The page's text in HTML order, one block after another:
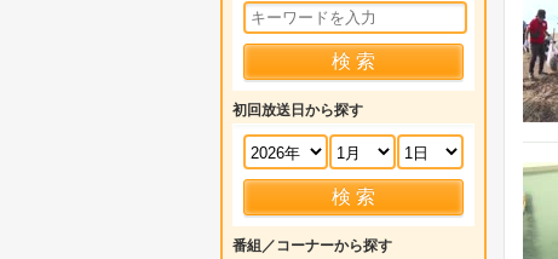
初回放送日から探す
番組／コーナーから探す